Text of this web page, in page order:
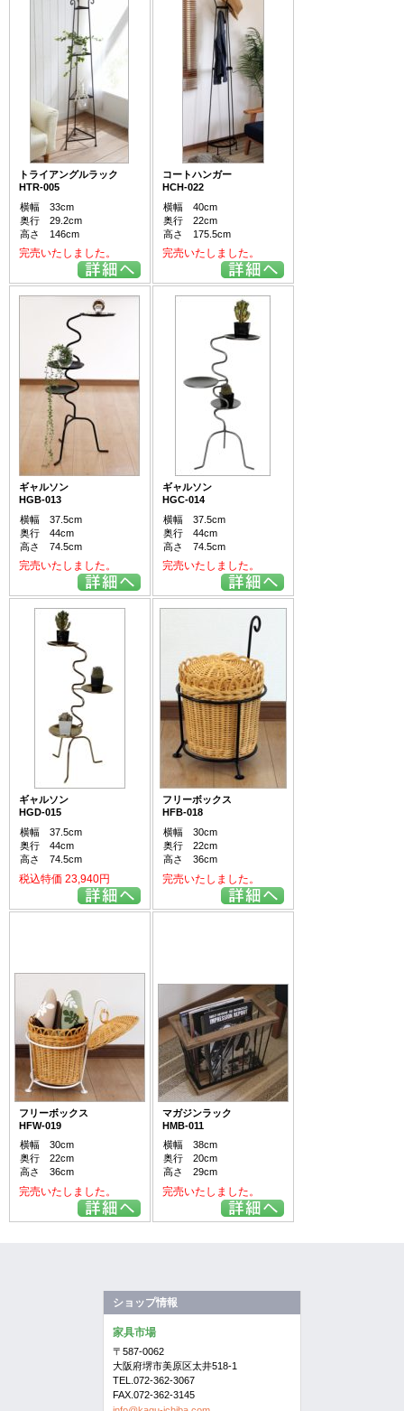
トライアングルラック
HTR-005
横幅 33cm
奥行 29.2cm
高さ 146cm
完売いたしました。
コートハンガー
HCH-022
横幅 40cm
奥行 22cm
高さ 175.5cm
完売いたしました。
ギャルソン
HGB-013
横幅 37.5cm
奥行 44cm
高さ 74.5cm
完売いたしました。
ギャルソン
HGC-014
横幅 37.5cm
奥行 44cm
高さ 74.5cm
完売いたしました。
ギャルソン
HGD-015
横幅 37.5cm
奥行 44cm
高さ 74.5cm
税込特価 23,940円
フリーボックス
HFB-018
横幅 30cm
奥行 22cm
高さ 36cm
完売いたしました。
フリーボックス
HFW-019
横幅 30cm
奥行 22cm
高さ 36cm
完売いたしました。
マガジンラック
HMB-011
横幅 38cm
奥行 20cm
高さ 29cm
完売いたしました。
ショップ情報
家具市場
〒587-0062
大阪府堺市美原区太井518-1
TEL.072-362-3067
FAX.072-362-3145